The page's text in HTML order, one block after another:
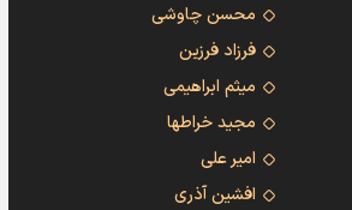
محسن چاوشی
فرزاد فرزین
میثم ابراهیمی
مجید خراطها
امیر علی
افشین آذری